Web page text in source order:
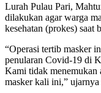
Lurah Pulau Pari,
dilakukan agar warga
kesehatan (prokes) saat
“Operasi tertib masker
penularan Covid-19 di
Kami tidak menemukan
masker kali ini,”